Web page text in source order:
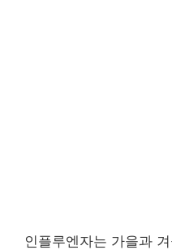
인플루엔자는 가을과